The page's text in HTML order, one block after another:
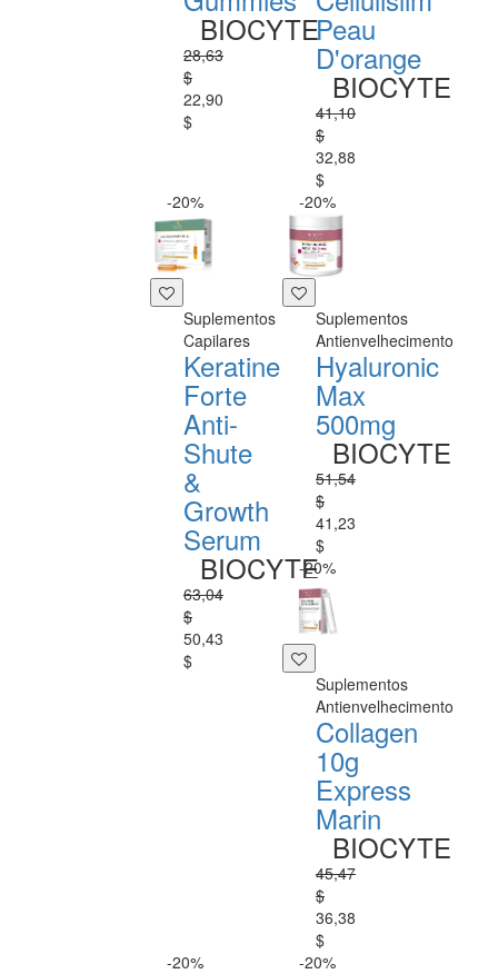
BIOCYTE
28,63
$
22,90
$
Peau
D'orange
BIOCYTE
41,10
$
32,88
$
-20%
Suplementos
Capilares
Keratine
Forte
Anti-
Shute
&
Growth
Serum
BIOCYTE
63,04
$
50,43
$
-20%
Suplementos
Antienvelhecimento
Hyaluronic
Max
500mg
BIOCYTE
51,54
$
41,23
$
-20%
Suplementos
Antienvelhecimento
Collagen
10g
Express
Marin
BIOCYTE
45,47
$
36,38
$
-20%
-20%